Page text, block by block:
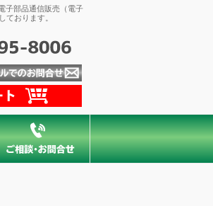
子部品通信販売（電子
おります。